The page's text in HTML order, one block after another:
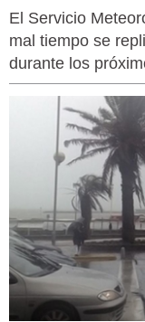
El Servicio
mal tiempo se
durante los